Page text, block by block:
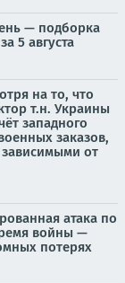
— подборка
5 августа
на то, что
т.н. Украины
западного
заказов,
зависимыми от
атака по
войны —
потерях